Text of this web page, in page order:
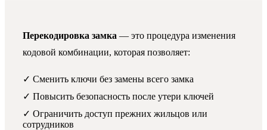
Перекодировка замка — это процедура изменения
кодовой комбинации, которая позволяет:
✓ Сменить ключи без замены всего замка
✓ Повысить безопасность после утери ключей
✓ Ограничить доступ прежних жильцов или
сотрудников